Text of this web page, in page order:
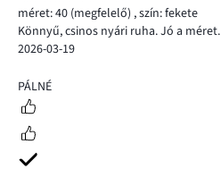
méret: 40 (megfelelő) ,szín: fekete
Könnyű, csinos nyári ruha. Jó a méret.
2026-03-19
5
PÁLNÉ